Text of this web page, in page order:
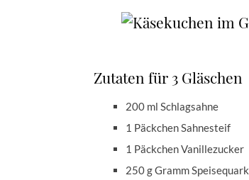
Zutaten für 3 Gläschen
200 ml Schlagsahne
1 Päckchen Sahnesteif
1 Päckchen Vanillezucker
250 g Gramm Speisequark